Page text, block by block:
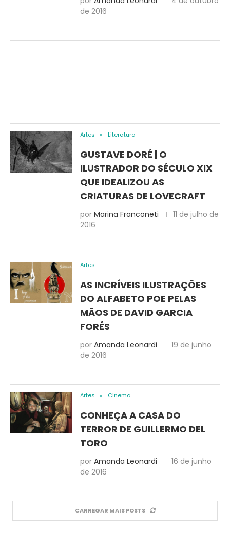
de 2016
Artes Literatura
GUSTAVE DORÉ | O
ILUSTRADOR DO SÉCULO XIX
QUE IDEALIZOU AS
CRIATURAS DE LOVECRAFT
por Marina Franconeti
11 de julho de
2016
Artes
AS INCRÍVEIS ILUSTRAÇÕES
DO ALFABETO POE PELAS
MÃOS DE DAVID GARCIA
FORÉS
por Amanda Leonardi
19 de junho
de 2016
Artes Cinema
CONHEÇA A CASA DO
TERROR DE GUILLERMO DEL
TORO
por Amanda Leonardi
16 de junho
de 2016
CARREGAR MAIS POSTS